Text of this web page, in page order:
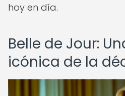
hoy en día.
Belle de Jour:
icónica de la